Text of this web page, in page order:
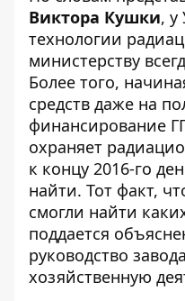
Виктора Кушки, у
технологии
министерству
Более того,
средств даже на
финансирование
охраняет
к концу 2016-го
найти. Тот факт,
смогли найти
поддается
руководство
хозяйственную